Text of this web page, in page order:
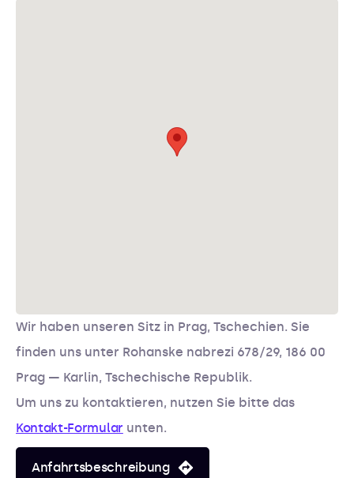
Wir haben unseren Sitz in Prag, Tschechien. Sie
finden uns unter Rohanske nabrezi 678/29, 186 00
Prag — Karlin, Tschechische Republik.
Um uns zu kontaktieren, nutzen Sie bitte das
Kontakt-Formular unten.
Anfahrtsbeschreibung